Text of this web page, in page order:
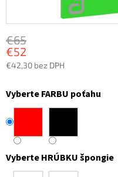
€65
€52
€42,30 bez DPH
cena:
Vyberte FARBU poťahu
Vyberte HRÚBKU špongie